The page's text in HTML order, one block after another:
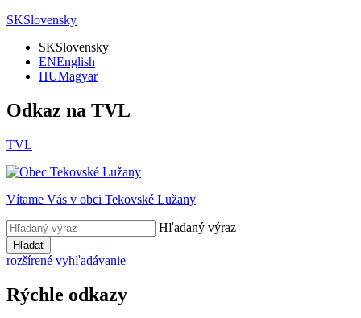
SKSlovensky
SKSlovensky
ENEnglish
HUMagyar
Odkaz na TVL
TVL
Vítame Vás v obci Tekovské Lužany
Hľadaný výraz
Hľadať
rozšírené vyhľadávanie
Rýchle odkazy